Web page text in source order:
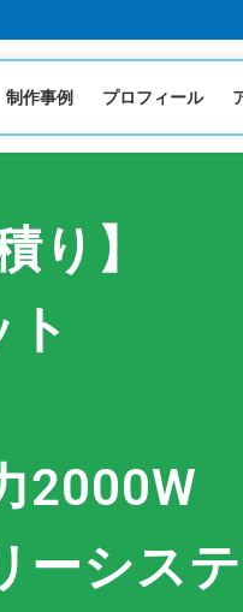
制作事例 プロフィール
り】
2000W
システ